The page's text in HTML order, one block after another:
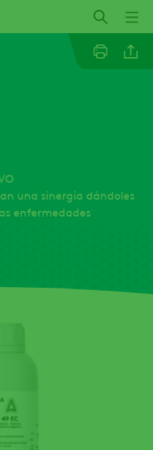
una sinergia dándoles
enfermedades